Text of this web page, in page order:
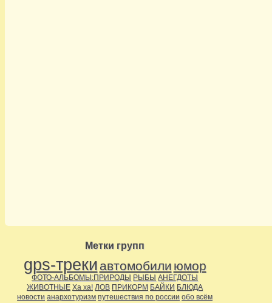
Метки групп
gps-треки автомобили юмор
ФОТО-АЛЬБОМЫ:ПРИРОДЫ РЫБЫ АНЕГДОТЫ
ЖИВОТНЫЕ Ха ха! ЛОВ ПРИКОРМ БАЙКИ БЛЮДА
новости анархотуризм путешествия по россии обо всём